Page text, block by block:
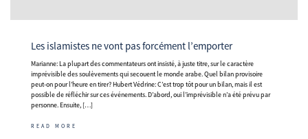
Les islamistes ne vont pas forcément l’emporter
Marianne: La plupart des commentateurs ont insisté, à juste titre, sur le caractère
imprévisible des soulèvements qui secouent le monde arabe. Quel bilan provisoire
peut-on pour l’heure en tirer? Hubert Védrine: C’est trop tôt pour un bilan, mais il est
possible de réfléchir sur ces événements. D’abord, oui l’imprévisible n’a été prévu par
personne. Ensuite, […]
READ MORE